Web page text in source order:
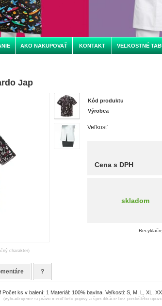
AKO NAKUPOVAŤ KONTAKT VEĽKOSTNÉ
Jap
charakter)
Kód produktu
Výrobca
Veľkosť
Cena s DPH
skladom
?
ks v balení: 1 Materiál: 100% bavlna. Veľkosti: S, M, L, XL,
(vyhradzujeme si právo meniť tieto popisy a špecifikácie bez predošlého